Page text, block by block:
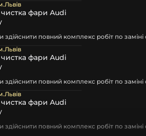
чистка фари Audi
повний комплекс робіт по
чистка фари Audi
повний комплекс робіт по
чистка фари Audi
повний комплекс робіт по